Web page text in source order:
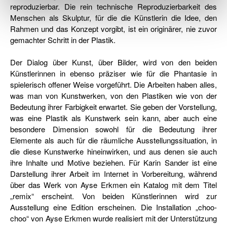
reproduzierbar. Die rein technische Reproduzierbarkeit des
Menschen als Skulptur, für die die Künstlerin die Idee, den
Rahmen und das Konzept vorgibt, ist ein originärer, nie zuvor
gemachter Schritt in der Plastik.
Der Dialog über Kunst, über Bilder, wird von den beiden
Künstlerinnen in ebenso präziser wie für die Phantasie in
spielerisch offener Weise vorgeführt. Die Arbeiten haben alles,
was man von Kunstwerken, von den Plastiken wie von der
Bedeutung ihrer Farbigkeit erwartet. Sie geben der Vorstellung,
was eine Plastik als Kunstwerk sein kann, aber auch eine
besondere Dimension sowohl für die Bedeutung ihrer
Elemente als auch für die räumliche Ausstellungssituation, in
die diese Kunstwerke hineinwirken, und aus denen sie auch
ihre Inhalte und Motive beziehen. Für Karin Sander ist eine
Darstellung ihrer Arbeit im Internet in Vorbereitung, während
über das Werk von Ayse Erkmen ein Katalog mit dem Titel
„remix“ erscheint. Von beiden Künstlerinnen wird zur
Ausstellung eine Edition erscheinen. Die Installation „choo-
choo“ von Ayse Erkmen wurde realisiert mit der Unterstützung